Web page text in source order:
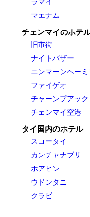
ラマイ
マエナム
チェンマイのホテ
旧市街
ナイトバザー
ニンマーンヘーミ
ファイゲオ
チャーンプアック
チェンマイ空港
タイ国内のホテル
スコータイ
カンチャナブリ
ホアヒン
ウドンタニ
クラビ